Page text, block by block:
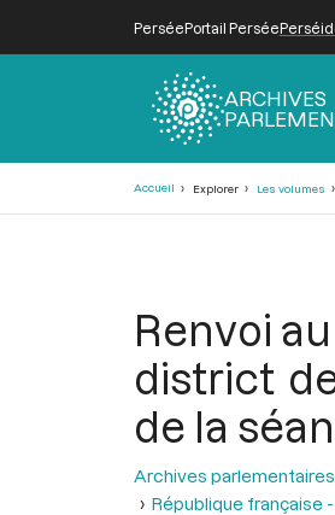
PerséePortail Persée
ARCHIVES
Accueil Explorer Les volumes
Renvoi
district
de la
Archives
République française